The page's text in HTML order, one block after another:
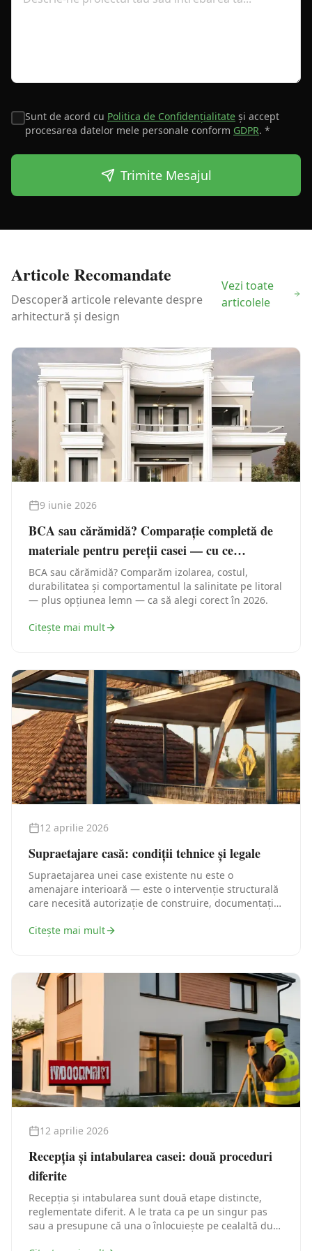
Sunt de acord cu Politica de Confidențialitate și accept
procesarea datelor mele personale conform GDPR. *
Trimite Mesajul
Articole Recomandate
Descoperă articole relevante despre
arhitectură și design
Vezi toate
articolele
9 iunie 2026
BCA sau cărămidă? Comparație completă de
materiale pentru pereții casei — cu ce
construiești în Constanța
BCA sau cărămidă? Comparăm izolarea, costul,
durabilitatea și comportamentul la salinitate pe litoral
— plus opțiunea lemn — ca să alegi corect în 2026.
Citește mai mult
12 aprilie 2026
Supraetajare casă: condiții tehnice și legale
Supraetajarea unei case existente nu este o
amenajare interioară — este o intervenție structurală
care necesită autorizație de construire, documentație
structurală serioasă. Iată traseul legal corect, pas cu
Citește mai mult
12 aprilie 2026
Recepția și intabularea casei: două proceduri
diferite
Recepția și intabularea sunt două etape distincte,
reglementate diferit. A le trata ca pe un singur pas
sau a presupune că una o înlocuiește pe cealaltă duce